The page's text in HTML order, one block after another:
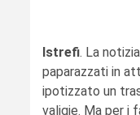
Istrefi. La
paparazzati in
ipotizzato un
valigie. Ma per i